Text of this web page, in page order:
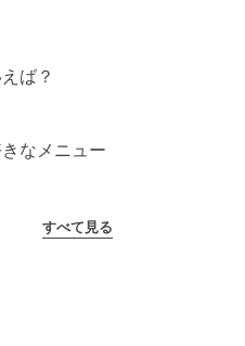
ば？
なメニュー
すべて見る